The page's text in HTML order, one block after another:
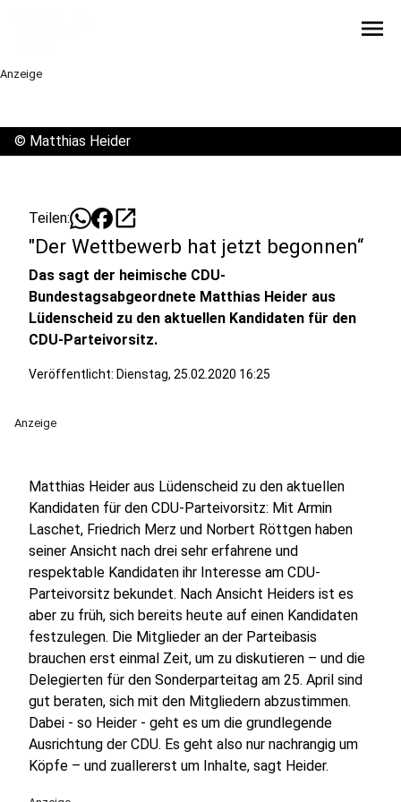
menu
Anzeige
© Matthias Heider
Teilen: open_in_new
"Der Wettbewerb hat jetzt begonnen“
Das sagt der heimische CDU-
Bundestagsabgeordnete Matthias Heider aus
Lüdenscheid zu den aktuellen Kandidaten für den
CDU-Parteivorsitz.
Veröffentlicht: Dienstag, 25.02.2020 16:25
Anzeige
Matthias Heider aus Lüdenscheid zu den aktuellen
Kandidaten für den CDU-Parteivorsitz: Mit Armin
Laschet, Friedrich Merz und Norbert Röttgen haben
seiner Ansicht nach drei sehr erfahrene und
respektable Kandidaten ihr Interesse am CDU-
Parteivorsitz bekundet. Nach Ansicht Heiders ist es
aber zu früh, sich bereits heute auf einen Kandidaten
festzulegen. Die Mitglieder an der Parteibasis
brauchen erst einmal Zeit, um zu diskutieren – und die
Delegierten für den Sonderparteitag am 25. April sind
gut beraten, sich mit den Mitgliedern abzustimmen.
Dabei - so Heider - geht es um die grundlegende
Ausrichtung der CDU. Es geht also nur nachrangig um
Köpfe – und zuallererst um Inhalte, sagt Heider.